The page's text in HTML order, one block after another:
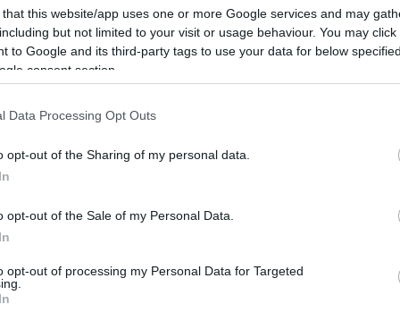
that this website/app uses one or more Google services and may
but not limited to your visit or usage behaviour. You may
to Google and its third-party tags to use your data for below
consent section.
Data Processing Opt Outs
opt-out of the Sharing of my personal data.
opt-out of the Sale of my Personal Data.
opt-out of processing my Personal Data for Targeted
A
komikus
hazai bűvészek home-office
összeálltak, hogy együtt mutassanak be bűvésztrükköket a
már több mint 300 000 ember látta. Itt tudod te is…
»